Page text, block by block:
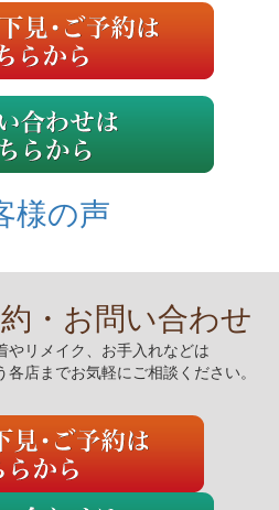
様の声
・お問い合わせ
やリメイク、お手入れなどは
店までお気軽にご相談ください。